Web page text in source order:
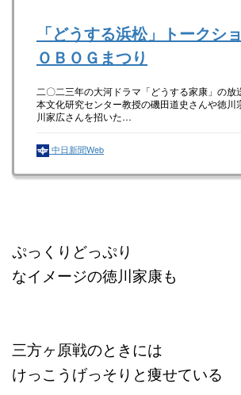
「どうする浜松」トーク
ＯＢＯＧまつり
二〇二三年の大河ドラマ「どうする家康」の放
本文化研究センター教授の磯田道史さんや徳川
川家広さんを招いた…
中日新聞Web
ぷっくりどっぷり
なイメージの徳川家康も
三方ヶ原戦のときには
けっこうげっそりと痩せている